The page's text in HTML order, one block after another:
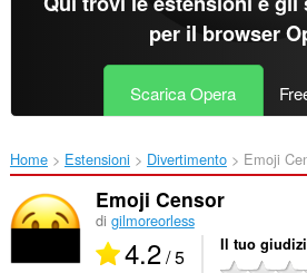
per il browser
Scarica Opera
Home Estensioni Divertimento Emoji
Emoji Censor
di gilmoreorless
4.2/ 5 Il tuo